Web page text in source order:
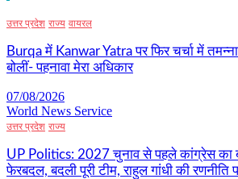
उत्तर प्रदेश राज्य वायरल
Burqa में Kanwar Yatra पर फिर चर्चा में
बोलीं- पहनावा मेरा अधिकार
07/08/2026
World News Service
उत्तर प्रदेश राज्य
UP Politics: 2027 चुनाव से पहले कांग्रेस का
फेरबदल, बदली पूरी टीम, राहुल गांधी की रणनीति